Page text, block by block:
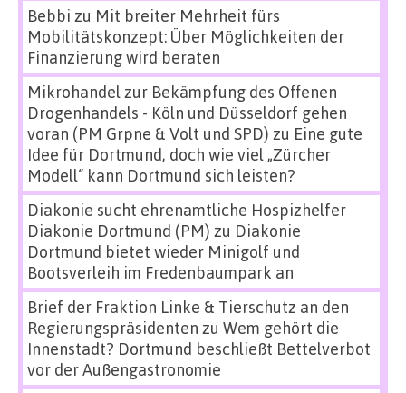
Bebbi zu Mit breiter Mehrheit fürs
Mobilitätskonzept: Über Möglichkeiten der
Finanzierung wird beraten
Mikrohandel zur Bekämpfung des Offenen
Drogenhandels - Köln und Düsseldorf gehen
voran (PM Grpne & Volt und SPD) zu Eine gute
Idee für Dortmund, doch wie viel „Zürcher
Modell“ kann Dortmund sich leisten?
Diakonie sucht ehrenamtliche Hospizhelfer
Diakonie Dortmund (PM) zu Diakonie
Dortmund bietet wieder Minigolf und
Bootsverleih im Fredenbaumpark an
Brief der Fraktion Linke & Tierschutz an den
Regierungspräsidenten zu Wem gehört die
Innenstadt? Dortmund beschließt Bettelverbot
vor der Außengastronomie